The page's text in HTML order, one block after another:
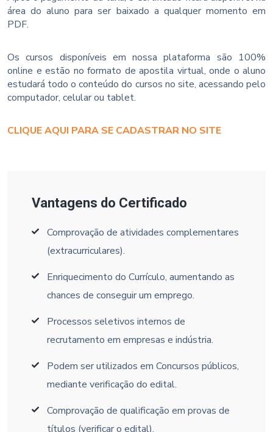
área do aluno para ser baixado a qualquer momento em
PDF.
Os cursos disponíveis em nossa plataforma são 100%
online e estão no formato de apostila virtual, onde o aluno
estudará todo o conteúdo do cursos no site, acessando pelo
computador, celular ou tablet.
CLIQUE AQUI PARA SE CADASTRAR NO SITE
Vantagens do Certificado
Comprovação de atividades complementares
(extracurriculares).
Enriquecimento do Currículo, aumentando as
chances de conseguir um emprego.
Processos seletivos internos de
recrutamento em empresas e indústria.
Podem ser utilizados em Concursos públicos,
mediante verificação do edital.
Comprovação de qualificação em provas de
títulos (verificar o edital).